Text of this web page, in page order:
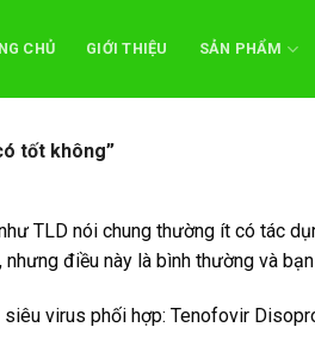
CHỦ GIỚI THIỆU SẢN PHẨM
tốt không”
TLD nói chung thường ít có tác
điều này là bình thường và
virus phối hợp: Tenofovir